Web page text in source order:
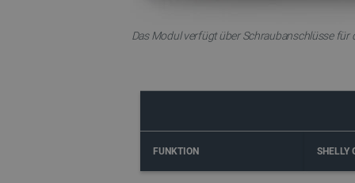
Das Modul verfügt über Schraubanschlüsse für
FUNKTION SHELLY
CookieScriptConsent
isListDisplay
_smvs